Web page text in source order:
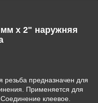
мм х 2" наружняя
предназначен для
Применяется для
клеевое.